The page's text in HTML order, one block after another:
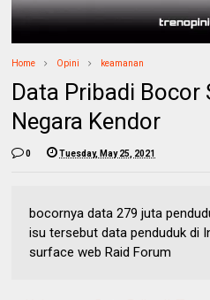
Home Opini keamanan
Data Pribadi Bocor
Negara Kendor
0 Tuesday, May 25, 2021
bocornya data 279 juta
isu tersebut data penduduk di
surface web Raid Forum